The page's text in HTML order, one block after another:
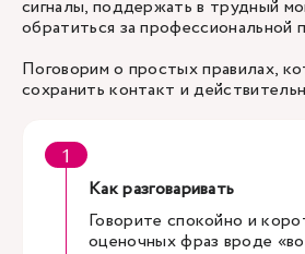
сигналы, поддержать в трудный
обратиться за профессиональной
Поговорим о простых правилах,
сохранить контакт и
Как разговаривать
Говорите спокойно и
оценочных фраз вроде